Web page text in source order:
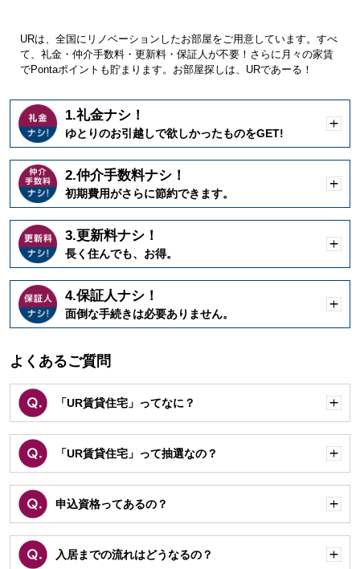
URは、全国にリノベーションしたお部屋をご用意しています。すべ
て、礼金・仲介手数料・更新料・保証人が不要！さらに月々の家賃
でPontaポイントも貯まります。お部屋探しは、URであーる！
1.礼金ナシ！
ゆとりのお引越しで欲しかったものをGET!
く
2.仲介手数料ナシ！
初期費用がさらに節約できます。
く
3.更新料ナシ！
長く住んでも、お得。
く
4.保証人ナシ！
面倒な手続きは必要ありません。
く
よくあるご質問
「UR賃貸住宅」ってなに？
く
「UR賃貸住宅」って抽選なの？
く
申込資格ってあるの？
く
入居までの流れはどうなるの？